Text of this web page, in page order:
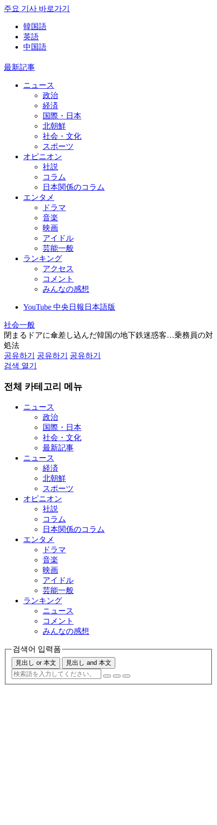
주요 기사 바로가기
韓国語
英語
中国語
最新記事
ニュース
政治
経済
国際・日本
北朝鮮
社会・文化
スポーツ
オピニオン
社説
コラム
日本関係のコラム
エンタメ
ドラマ
音楽
映画
アイドル
芸能一般
ランキング
アクセス
コメント
みんなの感想
YouTube 中央日報日本語版
社会一般
閉まるドアに傘差し込んだ韓国の地下鉄迷惑客…乗務員の対
処法
공유하기
공유하기
공유하기
검색 열기
전체 카테고리 메뉴
ニュース
政治
国際・日本
社会・文化
最新記事
ニュース
経済
北朝鮮
スポーツ
オピニオン
社説
コラム
日本関係のコラム
エンタメ
ドラマ
音楽
映画
アイドル
芸能一般
ランキング
ニュース
コメント
みんなの感想
검색어 입력폼
見出し or 本文 見出し and 本文